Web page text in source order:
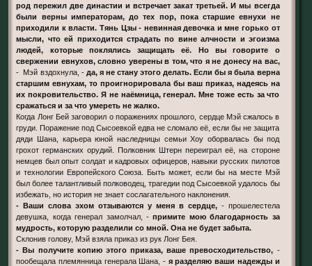
род пережил две династии и встречает закат третьей. И мы всегда
были верны императорам, до тех пор, пока старшие евнухи не
приходили к власти. Тянь Цзы - невинная девочка и мне горько от
мысли, что ей приходится страдать по вине алчности и эгоизма
людей, которые поклялись защищать её. Но вы говорите о
свержении евнухов, словно уверены в том, что я не донесу на вас,
- Мэй вздохнула, - да, я не стану этого делать. Если бы я была верна
старшим евнухам, то проигнорировала бы ваш приказ, надеясь на
их покровительство. Я не наёмница, генерал. Мне тоже есть за что
сражаться и за что умереть не жалко.
Когда Лонг Бей заговорил о поражениях прошлого, сердце Мэй сжалось в
груди. Поражение под Сысоевкой едва не сломало её, если бы не защита
дяди Шана, карьера юной наследницы семьи Хоу оборвалась бы под
грохот германских орудий. Полковник Штерн переиграл её, на стороне
немцев был опыт солдат и кадровых офицеров, навыки русских пилотов
и технологии Европейского Союза. Быть может, если бы на месте Мэй
был более талантливый полководец, трагедии под Сысоевкой удалось бы
избежать, но история не знает сослагательного наклонения.
- Ваши слова эхом отзываются у меня в сердце,- прошелестела
девушка, когда генерал замолчал, -примите мою благодарность за
мудрость, которую разделили со мной. Она не будет забыта.
Склонив голову, Мэй взяла приказ из рук Лонг Бея.
- Вы получите копию этого приказа, ваше превосходительство, -
пообещала племянница генерала Шана, - я разделяю ваши надежды и